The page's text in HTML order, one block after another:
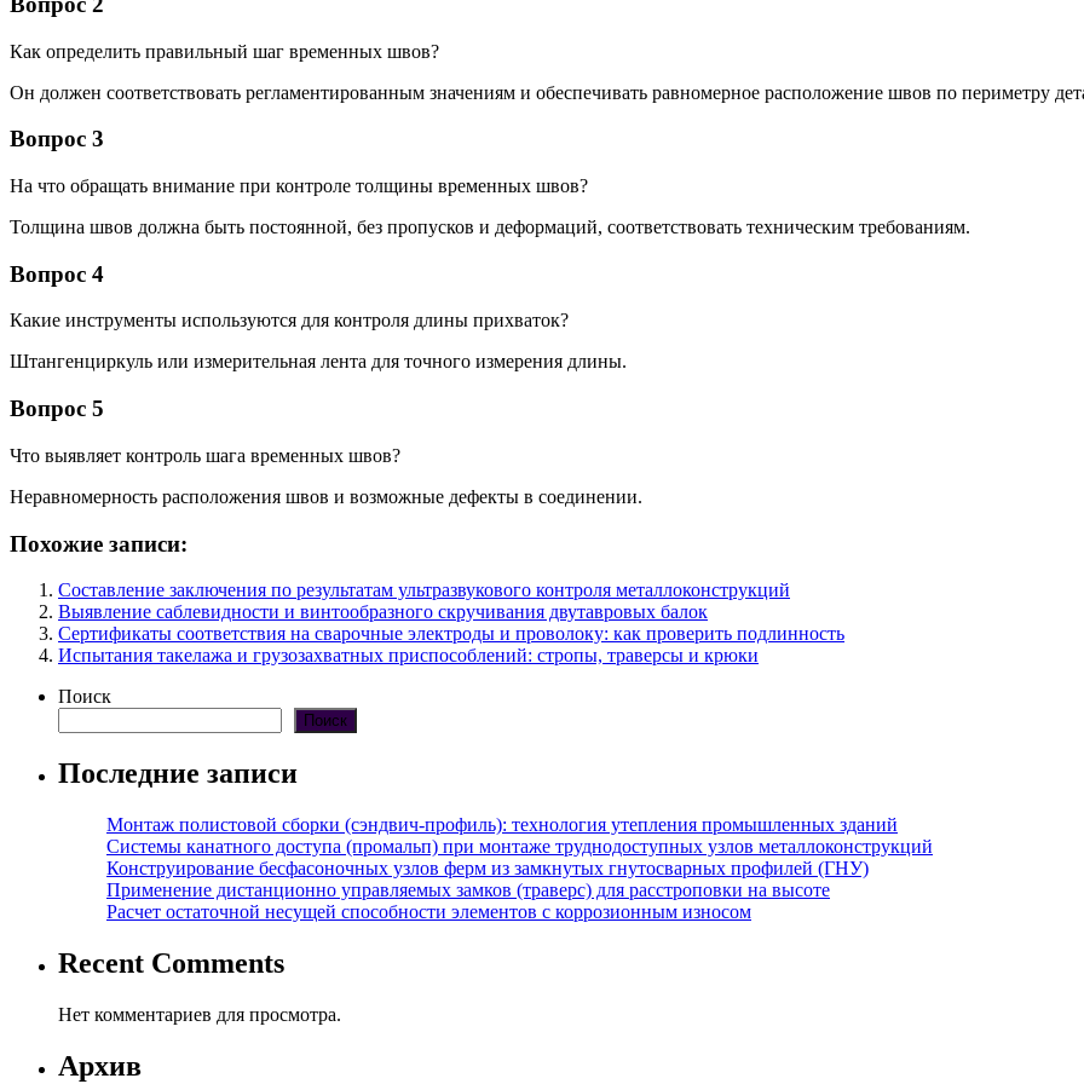
Как определить правильный шаг временных швов?
Он должен соответствовать регламентированным значениям и обеспечивать равномерное расположение швов по периметру
Вопрос 3
На что обращать внимание при контроле толщины временных швов?
Толщина швов должна быть постоянной, без пропусков и деформаций, соответствовать техническим требованиям.
Вопрос 4
Какие инструменты используются для контроля длины прихваток?
Штангенциркуль или измерительная лента для точного измерения длины.
Вопрос 5
Что выявляет контроль шага временных швов?
Неравномерность расположения швов и возможные дефекты в соединении.
Похожие записи:
Составление заключения по результатам ультразвукового контроля металлоконструкций
Выявление саблевидности и винтообразного скручивания двутавровых балок
Сертификаты соответствия на сварочные электроды и проволоку: как проверить подлинность
Испытания такелажа и грузозахватных приспособлений: стропы, траверсы и крюки
Поиск
Поиск
Последние записи
Монтаж полистовой сборки (сэндвич-профиль): технология утепления промышленных зданий
Системы канатного доступа (промальп) при монтаже труднодоступных узлов металлоконструкций
Конструирование бесфасоночных узлов ферм из замкнутых гнутосварных профилей (ГНУ)
Применение дистанционно управляемых замков (траверс) для расстроповки на высоте
Расчет остаточной несущей способности элементов с коррозионным износом
Recent Comments
Нет комментариев для просмотра.
Архив